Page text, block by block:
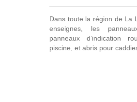
Dans toute la région de La
enseignes, les
panneaux d’indication
piscine, et abris pour